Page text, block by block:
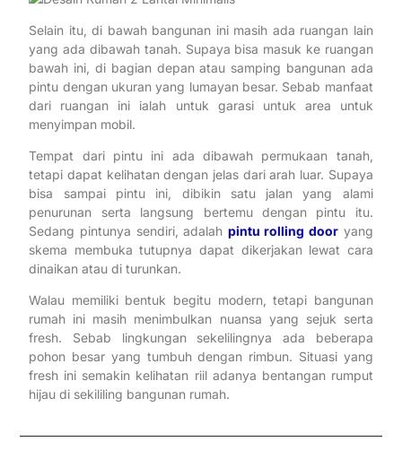
Selain itu, di bawah bangunan ini masih ada ruangan lain
yang ada dibawah tanah. Supaya bisa masuk ke ruangan
bawah ini, di bagian depan atau samping bangunan ada
pintu dengan ukuran yang lumayan besar. Sebab manfaat
dari ruangan ini ialah untuk garasi untuk area untuk
menyimpan mobil.
Tempat dari pintu ini ada dibawah permukaan tanah,
tetapi dapat kelihatan dengan jelas dari arah luar. Supaya
bisa sampai pintu ini, dibikin satu jalan yang alami
penurunan serta langsung bertemu dengan pintu itu.
Sedang pintunya sendiri, adalah pintu rolling door yang
skema membuka tutupnya dapat dikerjakan lewat cara
dinaikan atau di turunkan.
Walau memiliki bentuk begitu modern, tetapi bangunan
rumah ini masih menimbulkan nuansa yang sejuk serta
fresh. Sebab lingkungan sekelilingnya ada beberapa
pohon besar yang tumbuh dengan rimbun. Situasi yang
fresh ini semakin kelihatan riil adanya bentangan rumput
hijau di sekililing bangunan rumah.